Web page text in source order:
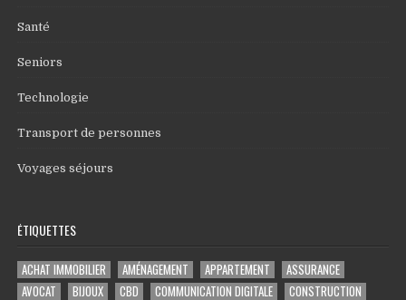
Santé
Seniors
Technologie
Transport de personnes
Voyages séjours
ÉTIQUETTES
ACHAT IMMOBILIER AMÉNAGEMENT APPARTEMENT
ASSURANCE
AVOCAT
BIJOUX CBD COMMUNICATION DIGITALE CONSTRUCTION